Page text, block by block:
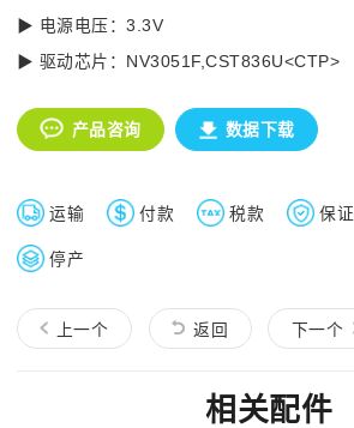
▶ 电源电压：3.3V
▶ 驱动芯片：NV3051F,CST836U<CTP>
产品咨询 数据下载
运输 付款 税款 保证
停产
上一个 返回 下一个
相关配件